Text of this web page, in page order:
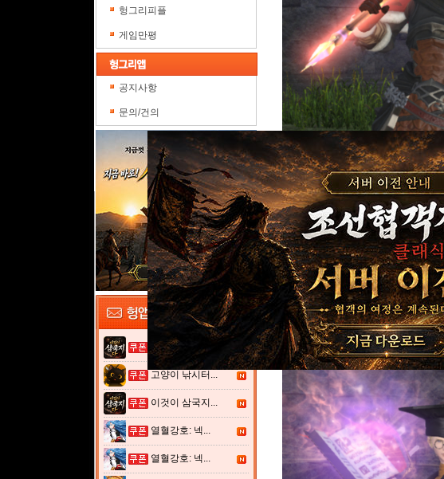
헝그리피플
게임만평
공지사항
문의/건의
이것이 삼국지...
고양이 낚시터...
이것이 삼국지...
열혈강호: 넥...
열혈강호: 넥...